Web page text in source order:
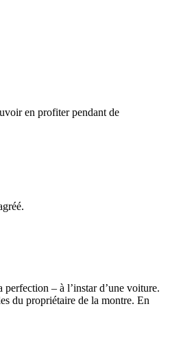
en profiter pendant de
– à l’instar d’une voiture.
du propriétaire de la montre. En